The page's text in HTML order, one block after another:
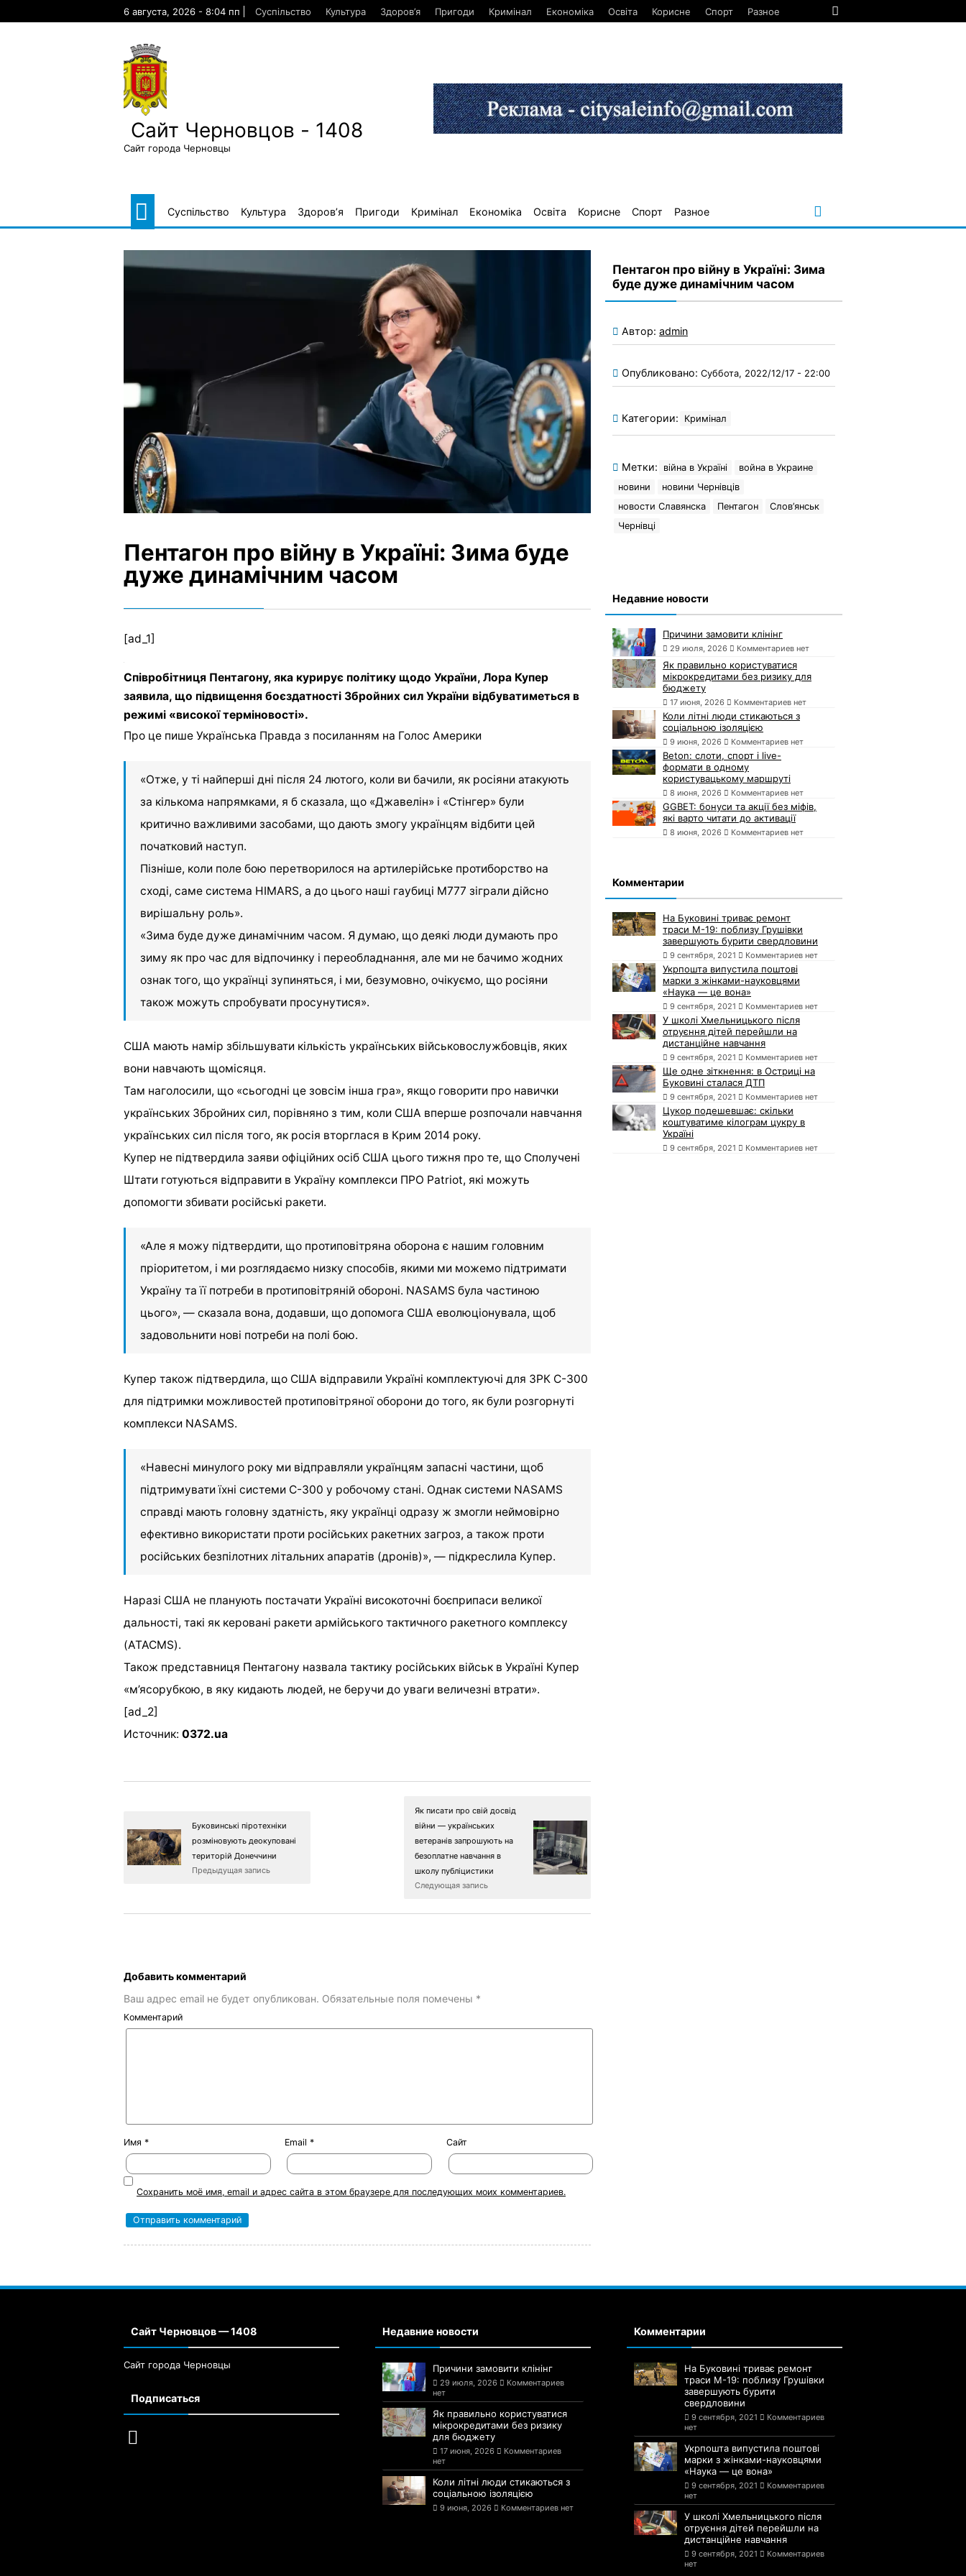
6 августа, 2026 - 8:04 пп Суспільство Культура Здоров’я Пригоди Кримінал Економіка Освіта Корисне Спорт Разное
Сайт Черновцов - 1408
Сайт города Черновцы
Суспільство Культура Здоров’я Пригоди Кримінал Економіка Освіта Корисне Спорт Разное
Пентагон про війну в Україні: Зима буде
дуже динамічним часом
[ad_1]
Співробітниця Пентагону, яка курирує політику щодо України, Лора Купер
заявила, що підвищення боєздатності Збройних сил України відбуватиметься в
режимі «високої терміновості».
Про це пише Українська Правда з посиланням на Голос Америки
«Отже, у ті найперші дні після 24 лютого, коли ви бачили, як росіяни атакують
за кількома напрямками, я б сказала, що «Джавелін» і «Стінгер» були
критично важливими засобами, що дають змогу українцям відбити цей
початковий наступ.
Пізніше, коли поле бою перетворилося на артилерійське протиборство на
сході, саме система HIMARS, а до цього наші гаубиці M777 зіграли дійсно
вирішальну роль».
«Зима буде дуже динамічним часом. Я думаю, що деякі люди думають про
зиму як про час для відпочинку і переобладнання, але ми не бачимо жодних
ознак того, що українці зупиняться, і ми, безумовно, очікуємо, що росіяни
також можуть спробувати просунутися».
США мають намір збільшувати кількість українських військовослужбовців, яких
вони навчають щомісяця.
Там наголосили, що «сьогодні це зовсім інша гра», якщо говорити про навички
українських Збройних сил, порівняно з тим, коли США вперше розпочали навчання
українських сил після того, як росія вторглася в Крим 2014 року.
Купер не підтвердила заяви офіційних осіб США цього тижня про те, що Сполучені
Штати готуються відправити в Україну комплекси ПРО Patriot, які можуть
допомогти збивати російські ракети.
«Але я можу підтвердити, що протиповітряна оборона є нашим головним
пріоритетом, і ми розглядаємо низку способів, якими ми можемо підтримати
Україну та її потреби в протиповітряній обороні. NASAMS була частиною
цього», — сказала вона, додавши, що допомога США еволюціонувала, щоб
задовольнити нові потреби на полі бою.
Купер також підтвердила, що США відправили Україні комплектуючі для ЗРК С-300
для підтримки можливостей протиповітряної оборони до того, як були розгорнуті
комплекси NASAMS.
«Навесні минулого року ми відправляли українцям запасні частини, щоб
підтримувати їхні системи С-300 у робочому стані. Однак системи NASAMS
справді мають головну здатність, яку українці одразу ж змогли неймовірно
ефективно використати проти російських ракетних загроз, а також проти
російських безпілотних літальних апаратів (дронів)», — підкреслила Купер.
Наразі США не планують постачати Україні високоточні боєприпаси великої
дальності, такі як керовані ракети армійського тактичного ракетного комплексу
(ATACMS).
Також представниця Пентагону назвала тактику російських військ в Україні Купер
«м’ясорубкою, в яку кидають людей, не беручи до уваги величезні втрати».
[ad_2]
Источник: 0372.ua
Буковинські піротехніки
розміновують деокуповані
територій Донеччини
Предыдущая запись
Як писати про свій досвід
війни — українських
ветеранів запрошують на
безоплатне навчання в
школу публіцистики
Следующая запись
Добавить комментарий
Ваш адрес email не будет опубликован. Обязательные поля помечены *
Комментарий
Имя * Email* Сайт
Сохранить моё имя, email и адрес сайта в этом браузере для последующих моих комментариев.
Пентагон про війну в Україні: Зима
буде дуже динамічним часом
Автор: admin
Опубликовано: Суббота, 2022/12/17 - 22:00
Категории: Кримінал
Метки: війна в Україні
война в Украине
новини
новини Чернівців
новости Славянска
Пентагон
Слов’янськ
Чернівці
Недавние новости
Причини замовити клінінг
29 июля, 2026 Комментариев нет
Як правильно користуватися
мікрокредитами без ризику для
бюджету
17 июня, 2026 Комментариев нет
Коли літні люди стикаються з
соціальною ізоляцією
9 июня, 2026 Комментариев нет
Beton: слоти, спорт і live-
формати в одному
користувацькому маршруті
8 июня, 2026 Комментариев нет
GGBET: бонуси та акції без міфів,
які варто читати до активації
8 июня, 2026 Комментариев нет
Комментарии
На Буковині триває ремонт
траси М-19: поблизу Грушівки
завершують бурити свердловини
9 сентября, 2021 Комментариев нет
Укрпошта випустила поштові
марки з жінками-науковцями
«Наука — це вона»
9 сентября, 2021 Комментариев нет
У школі Хмельницького після
отруєння дітей перейшли на
дистанційне навчання
9 сентября, 2021 Комментариев нет
Ще одне зіткнення: в Остриці на
Буковині сталася ДТП
9 сентября, 2021 Комментариев нет
Цукор подешевшає: скільки
коштуватиме кілограм цукру в
Україні
9 сентября, 2021 Комментариев нет
Сайт Черновцов — 1408
Сайт города Черновцы
Подписаться
Недавние новости
Причини замовити клінінг
29 июля, 2026
Комментариев
нет
Як правильно користуватися
мікрокредитами без ризику
для бюджету
17 июня, 2026
Комментариев
нет
Коли літні люди стикаються з
соціальною ізоляцією
9 июня, 2026 Комментариев нет
Комментарии
На Буковині триває ремонт
траси М-19: поблизу Грушівки
завершують бурити
свердловини
9 сентября, 2021
Комментариев
нет
Укрпошта випустила поштові
марки з жінками-науковцями
«Наука — це вона»
9 сентября, 2021
Комментариев
нет
У школі Хмельницького після
отруєння дітей перейшли на
дистанційне навчання
9 сентября, 2021
Комментариев
нет